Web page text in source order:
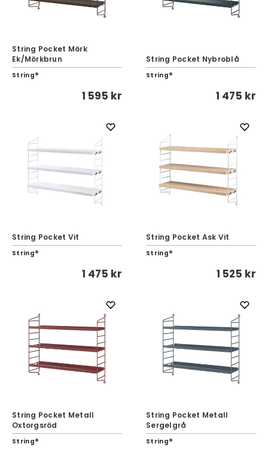
String Pocket Mörk
Ek/Mörkbrun
String®
1 595 kr
String Pocket Nybroblå
String®
1 475 kr
String Pocket Vit
String®
1 475 kr
String Pocket Ask Vit
String®
1 525 kr
String Pocket Metall
Oxtorgsröd
String®
String Pocket Metall
Sergelgrå
String®